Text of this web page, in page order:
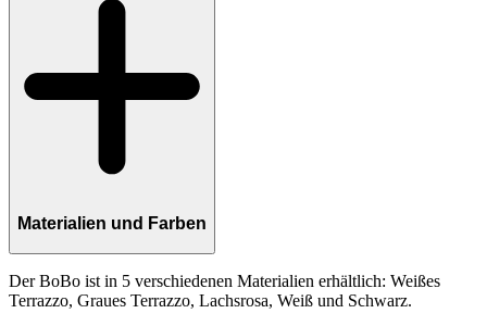
Materialien und Farben
Der BoBo ist in 5 verschiedenen Materialien erhältlich: Weißes
Terrazzo, Graues Terrazzo, Lachsrosa, Weiß und Schwarz.